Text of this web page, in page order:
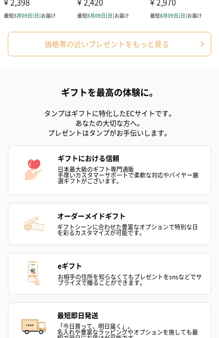
ハンドクリーム3本セッ
（1,100円）
シャワージェル＆ハン
レープフルーツ）
（2,145円）
ハンドタオル・ハンカチ
ハンドタオル・ハンカチを同梱してお届けいたします。ギフトへ
の＋αにおすすめです。
花束ハンドタオル（ピ
ンク）（1,760円）
花束ハンドタオル（ブ
ルー）（1,760円）
ワイト）（
価格帯の近いプレゼントをもっと見る
ギフトを最高の体験に。
タンプはギフトに特化したECサイトです。
あなたの大切な方へ。
プレゼントはタンプがお手伝いします。
ギフトにおける信頼
日本最大級のギフト専門通販
手厚いカスタマーサポートで柔軟な対応やバイヤー厳
選ギフトがございます。
オーダーメイドギフト
ギフトシーンに合わせた豊富なオプションで特別な日
を彩るカスタマイズが可能です。
eギフト
お相手の住所を知らなくてもプレゼントをsnsなどでサ
プライズで贈ることができます。
最短即日発送
「今日買って、明日届く」。
名入れや豊富なラッピングやオプションを施しても最